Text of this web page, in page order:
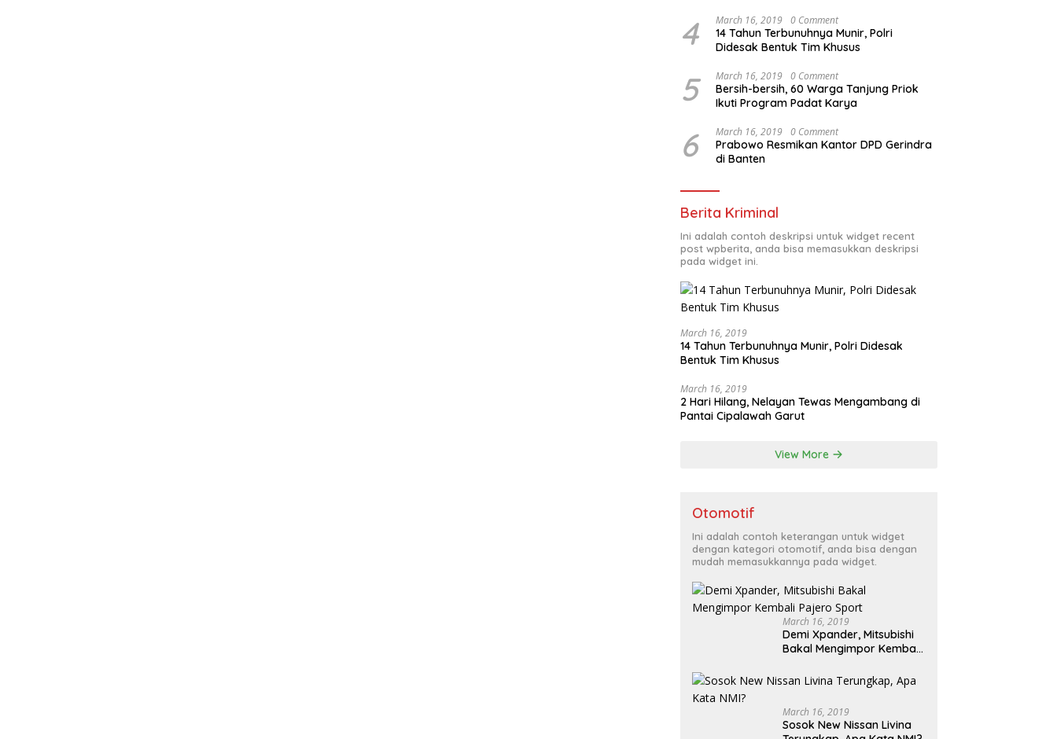
4 March 16, 2019 0 Comment
14 Tahun Terbunuhnya Munir, Polri
Didesak Bentuk Tim Khusus
5 March 16, 2019 0 Comment
Bersih-bersih, 60 Warga Tanjung Priok
Ikuti Program Padat Karya
6 March 16, 2019 0 Comment
Prabowo Resmikan Kantor DPD Gerindra
di Banten
Berita Kriminal
Ini adalah contoh deskripsi untuk widget recent
post wpberita, anda bisa memasukkan deskripsi
pada widget ini.
March 16, 2019
14 Tahun Terbunuhnya Munir, Polri Didesak
Bentuk Tim Khusus
March 16, 2019
2 Hari Hilang, Nelayan Tewas Mengambang di
Pantai Cipalawah Garut
View More
Otomotif
Ini adalah contoh keterangan untuk widget
dengan kategori otomotif, anda bisa dengan
mudah memasukkannya pada widget.
March 16, 2019
Demi Xpander, Mitsubishi
Bakal Mengimpor Kembali
March 16, 2019
Sosok New Nissan Livina